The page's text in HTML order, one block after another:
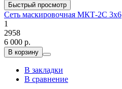
Быстрый просмотр
Сеть маскировочная МКТ-2С 3х6
1
2958
6 000 р.
В корзину
В закладки
В сравнение